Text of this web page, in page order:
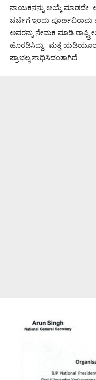
ನಾಯಕನನ್ನು ಆಯ್ಕೆ ಮಾಡದೇ
ಚರ್ಚೆಗೆ ಇಂದು ಪೂರ್ಣವಿರಾಮ
ಅವರನ್ನು ನೇಮಕ ಮಾಡಿ
ಹೊರಡಿಸಿದ್ದು, ಮತ್ತೆ
ಪ್ರಾಭಲ್ಯ ಸಾಧಿಸಿದಂತಾಗಿದೆ.